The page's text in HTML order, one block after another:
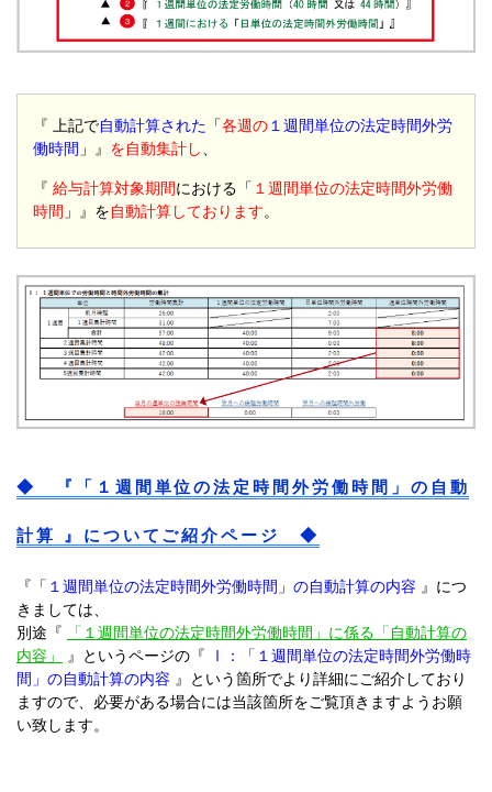
『 上記で自動計算された 「各週の１週間単位の法定時間外労
働時間 」』 を自動集計し、
『給与計算対象期間における「 １週間単位の法定時間外労働
時間 」』を自動計算しております。
◆ 『「１週間単位の法定時間外労働時間」の自動
計算 』についてご紹介ページ ◆
『「 １週間単位の法定時間外労働時間 」 の自動計算の内容 』につ
きましては、
別途『
「１週間単位の法定時間外労働時間」に係る「自動計算の
内容」
』というページの『
Ⅰ：「１週間単位の法定時間外労働時
間」の自動計算の内容 』という箇所でより詳細にご紹介しており
ますので、必要がある場合には当該箇所をご覧頂きますようお願
い致します。